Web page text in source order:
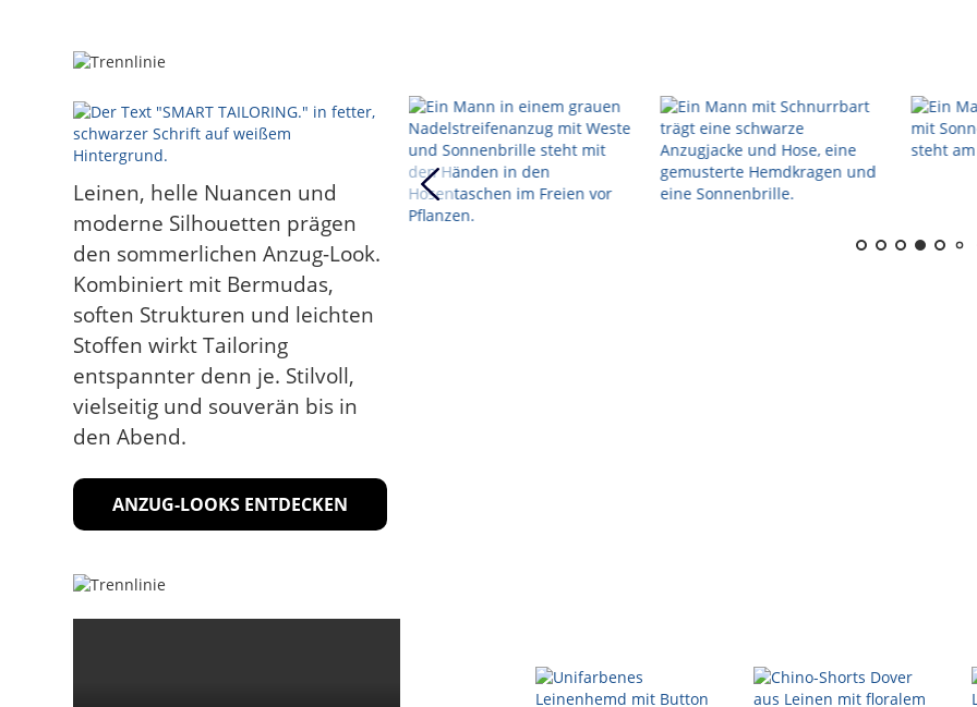
Leinen, helle Nuancen und
moderne Silhouetten prägen
den sommerlichen Anzug-Look.
Kombiniert mit Bermudas,
soften Strukturen und leichten
Stoffen wirkt Tailoring
entspannter denn je. Stilvoll,
vielseitig und souverän bis in
den Abend.
ANZUG-LOOKS ENTDECKEN